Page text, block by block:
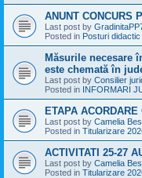
ANUNT CONCURS
Last post by
Posted in Posturi
Măsurile necesare
este chemată în
Last post by Consilier
Posted in INFORMARI
ETAPA
Last post by Camelia
Posted in Titularizare
ACTIVITATI 25-27
Last post by Camelia
Posted in Titularizare